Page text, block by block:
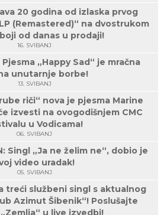
20 godina od izlaska prvog
(Remastered)“ na dvostrukom
od danas u prodaji!
16. SVIBANJ
„Happy Sad“ je mračna
unutarnje borbe!
13. SVIBANJ
riči“ nova je pjesma Marine
izvesti na ovogodišnjem CMC
u Vodicama!
06. SVIBANJ
Singl „Ja ne želim ne“, dobio je
video uradak!
05. SVIBANJ
treći službeni singl s aktualnog
Azimut Šibenik“! Poslušajte
u live izvedbi!